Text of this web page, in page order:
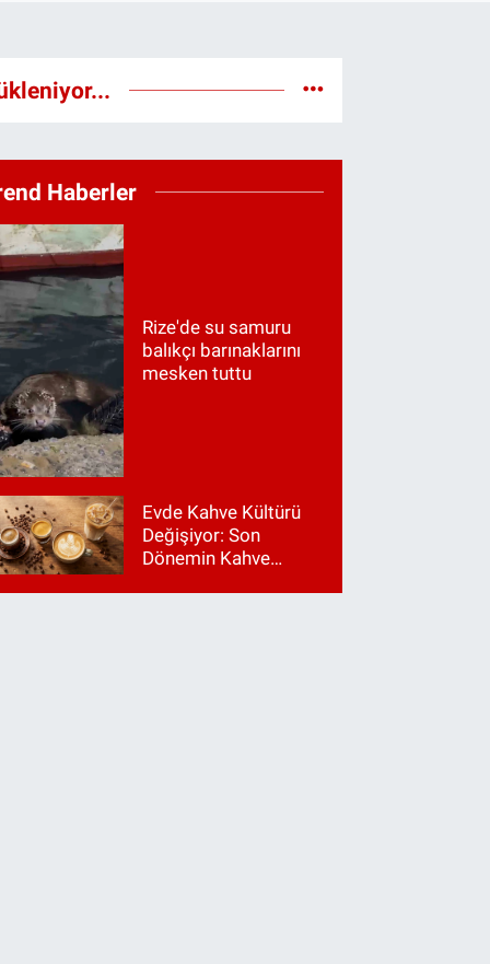
Haberler
Rize'de su samuru
balıkçı barınaklarını
mesken tuttu
Evde Kahve Kültürü
Değişiyor: Son
Dönemin Kahve